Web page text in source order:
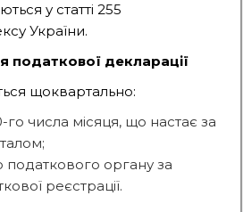
у статті 255
України.
податкової декларації
щоквартально:
го числа місяця, що настає за
податкового органу за
реєстрації.